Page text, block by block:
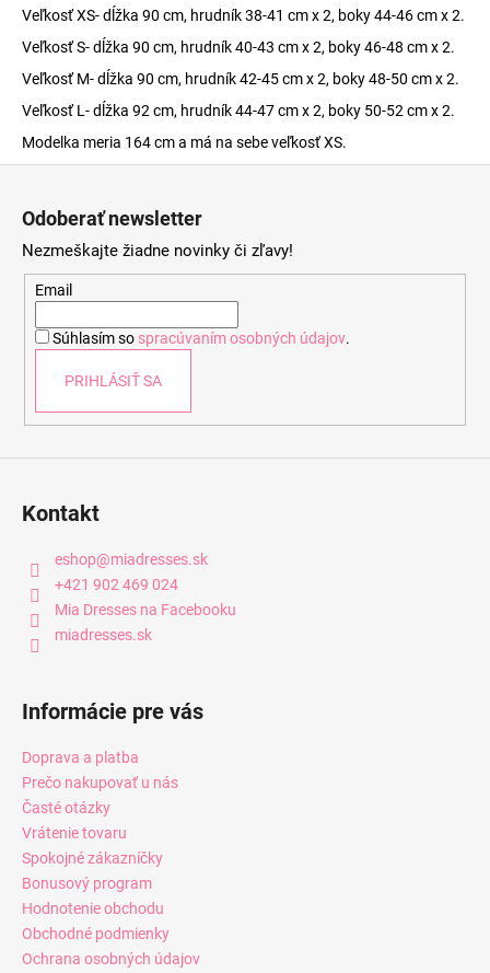
Veľkosť XS- dĺžka 90 cm, hrudník 38-41 cm x 2, boky 44-46 cm x 2.
Veľkosť S- dĺžka 90 cm, hrudník 40-43 cm x 2, boky 46-48 cm x 2.
Veľkosť M- dĺžka 90 cm, hrudník 42-45 cm x 2, boky 48-50 cm x 2.
Veľkosť L- dĺžka 92 cm, hrudník 44-47 cm x 2, boky 50-52 cm x 2.
Modelka meria 164 cm a má na sebe veľkosť XS.
Odoberať newsletter
Nezmeškajte žiadne novinky či zľavy!
Email
Súhlasím so spracúvaním osobných údajov.
PRIHLÁSIŤ SA
Kontakt
eshop@miadresses.sk
+421 902 469 024
Mia Dresses na Facebooku
miadresses.sk
Informácie pre vás
Doprava a platba
Prečo nakupovať u nás
Časté otázky
Vrátenie tovaru
Spokojné zákazníčky
Bonusový program
Hodnotenie obchodu
Obchodné podmienky
Ochrana osobných údajov